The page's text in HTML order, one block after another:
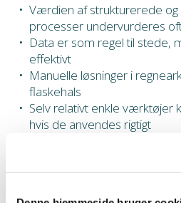
Værdien af strukturerede og
processer undervurderes
Data er som regel til stede,
effektivt
Manuelle løsninger i
flaskehals
Selv relativt enkle værktøjer
hvis de anvendes rigtigt
Indledende analyse- og
implementeres